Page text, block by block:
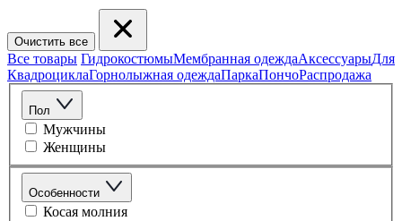
Очистить все
Все товары ГидрокостюмыМембранная одеждаАксесcуарыДля
КвадроциклаГорнолыжная одеждаПаркаПончоРаспродажа
Пол
Мужчины
Женщины
Особенности
Косая молния